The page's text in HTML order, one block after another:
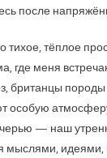
после
тёплое
где меня
британцы
особую
— наш
мыслями,